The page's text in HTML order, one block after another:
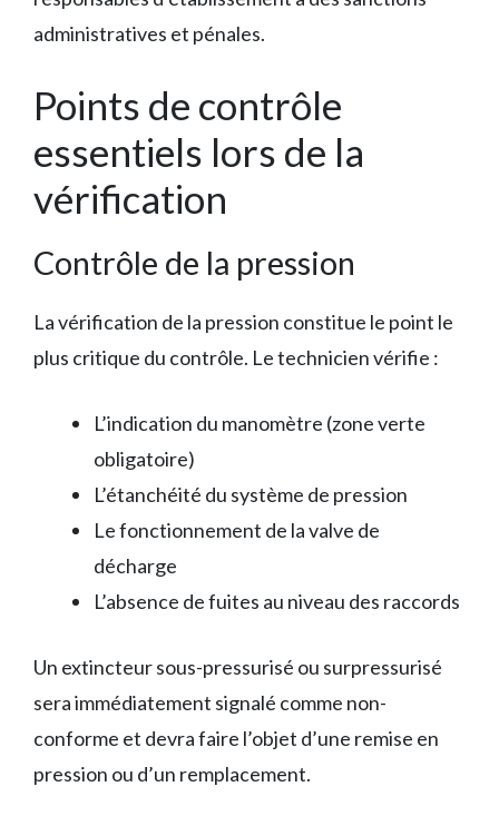
administratives et pénales.
Points de contrôle
essentiels lors de la
vérification
Contrôle de la pression
La vérification de la pression constitue le point le
plus critique du contrôle. Le technicien vérifie :
L’indication du manomètre (zone verte
obligatoire)
L’étanchéité du système de pression
Le fonctionnement de la valve de
décharge
L’absence de fuites au niveau des raccords
Un extincteur sous-pressurisé ou surpressurisé
sera immédiatement signalé comme non-
conforme et devra faire l’objet d’une remise en
pression ou d’un remplacement.